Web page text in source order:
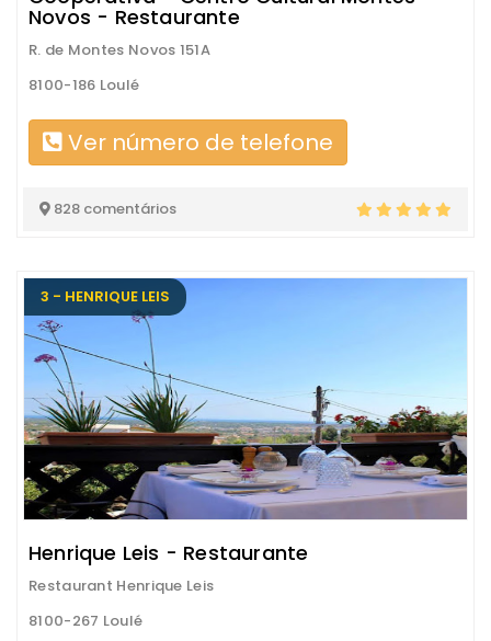
Novos - Restaurante
R. de Montes Novos 151A
8100-186 Loulé
Ver número de telefone
828 comentários
3 - HENRIQUE LEIS
Henrique Leis - Restaurante
Restaurant Henrique Leis
8100-267 Loulé